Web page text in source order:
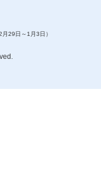
月29日～1月3日）